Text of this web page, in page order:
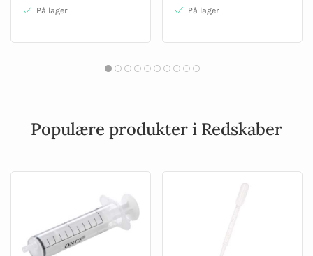
På lager På lager
Populære produkter i Redskaber